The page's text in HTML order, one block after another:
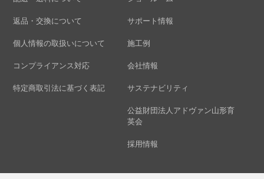
返品・交換について
個人情報の取扱いについて
コンプライアンス対応
特定商取引法に基づく表記
サポート情報
施工例
会社情報
サステナビリティ
公益財団法人アドヴァン山形育
英会
採用情報